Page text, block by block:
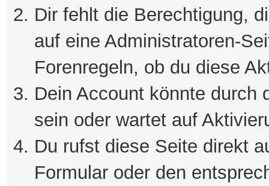
Dir fehlt die Berechtigung,
auf eine Administratoren-
Forenregeln, ob du diese
Dein Account könnte durch
sein oder wartet auf
Du rufst diese Seite direkt
Formular oder den